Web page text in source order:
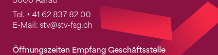
Tel. + 41 62 837 82 00
E-Mail: stv@stv-fsg.ch
Öffnungszeiten Empfang Geschäftsstelle